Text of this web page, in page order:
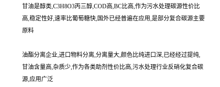
甘油是醇类,C3H8O3丙三醇,COD高,BC比高,作为污水处理碳源性价比
高,稳定性好,速率比葡萄糖快,国外已经普遍在应用,是部分复合碳源主要
原料
油酯分离企业,进口物料分离,分离量大,颜色比纯进口深,已经经过提纯,
甘油含量高,杂质少,作为各类助剂性价比高,污水处理行业反硝化复合碳
源,应用广泛